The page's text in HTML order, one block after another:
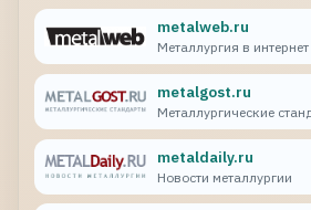
metalweb.ru
Металлургия в интернет
metalgost.ru
Металлургические
metaldaily.ru
Новости металлургии